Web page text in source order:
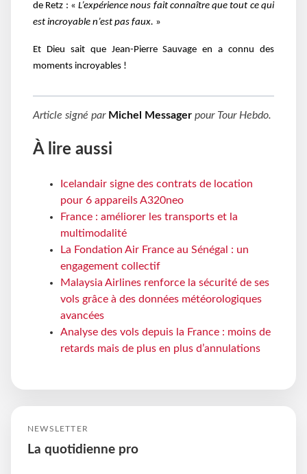
de Retz : «L’expérience nous fait connaître que tout ce qui
est incroyable n’est pas faux. »
Et Dieu sait que Jean-Pierre Sauvage en a connu des
moments incroyables !
Article signé par Michel Messager pour Tour Hebdo.
À lire aussi
Icelandair signe des contrats de location
pour 6 appareils A320neo
France : améliorer les transports et la
multimodalité
La Fondation Air France au Sénégal : un
engagement collectif
Malaysia Airlines renforce la sécurité de ses
vols grâce à des données météorologiques
avancées
Analyse des vols depuis la France : moins de
retards mais de plus en plus d’annulations
NEWSLETTER
La quotidienne pro